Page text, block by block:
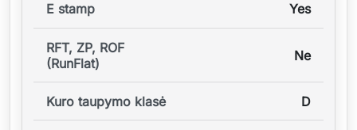
E stamp Yes
RFT, ZP, ROF
(RunFlat)
Ne
Kuro taupymo klasė D